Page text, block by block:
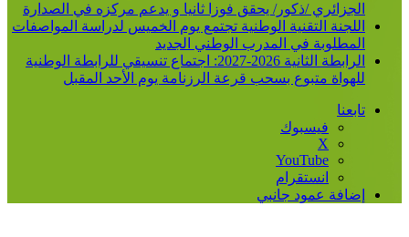
الجزائري /ذكور/ يحقق فوزا ثانيا و يدعم مركزه في الصدارة
اللجنة التقنية الوطنية تجتمع يوم الخميس لدراسة المواصفات
المطلوبة في المدرب الوطني الجديد
الرابطة الثانية 2026-2027: اجتماع تنسيقي للرابطة الوطنية
للهواة متبوع بسحب قرعة الرزنامة يوم الأحد المقبل
تابعنا
فيسبوك
‫X
‫YouTube
انستقرام
إضافة عمود جانبي